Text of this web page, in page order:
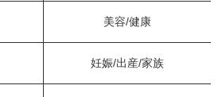
美容/健康
妊娠/出産/家族